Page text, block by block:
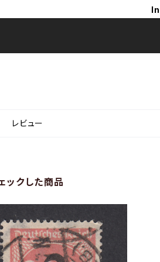
レビュー
ックした商品